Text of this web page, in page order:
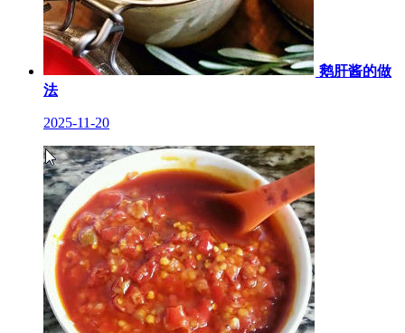
鹅肝酱的做
法
2025-11-20